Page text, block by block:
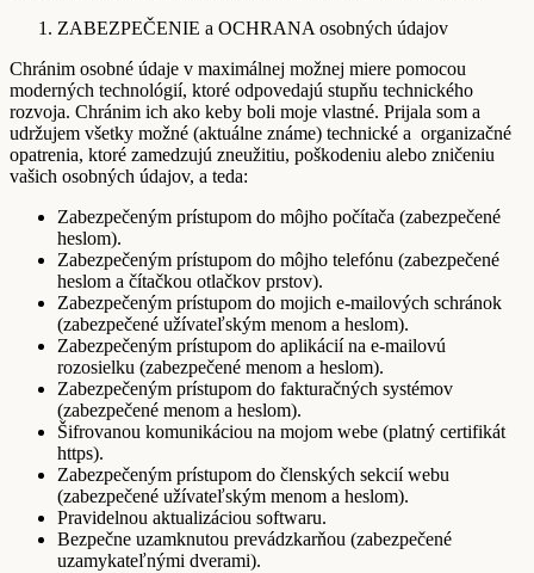
ZABEZPEČENIE a OCHRANA osobných údajov
Chránim osobné údaje v maximálnej možnej miere pomocou
moderných technológií, ktoré odpovedajú stupňu technického
rozvoja. Chránim ich ako keby boli moje vlastné. Prijala som a
udržujem všetky možné (aktuálne známe) technické a organizačné
opatrenia, ktoré zamedzujú zneužitiu, poškodeniu alebo zničeniu
vašich osobných údajov, a teda:
Zabezpečeným prístupom do môjho počítača (zabezpečené
heslom).
Zabezpečeným prístupom do môjho telefónu (zabezpečené
heslom a čítačkou otlačkov prstov).
Zabezpečeným prístupom do mojich e-mailových schránok
(zabezpečené užívateľským menom a heslom).
Zabezpečeným prístupom do aplikácií na e-mailovú
rozosielku (zabezpečené menom a heslom).
Zabezpečeným prístupom do fakturačných systémov
(zabezpečené menom a heslom).
Šifrovanou komunikáciou na mojom webe (platný certifikát
https).
Zabezpečeným prístupom do členských sekcií webu
(zabezpečené užívateľským menom a heslom).
Pravidelnou aktualizáciou softwaru.
Bezpečne uzamknutou prevádzkarňou (zabezpečené
uzamykateľnými dverami).